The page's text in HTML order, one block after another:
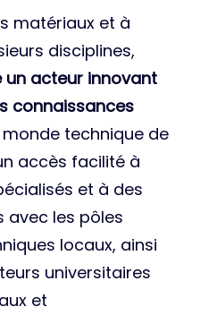
matériaux et à
disciplines,
un acteur innovant
connaissances
technique de
accès facilité à
et à des
avec les pôles
locaux, ainsi
universitaires
et